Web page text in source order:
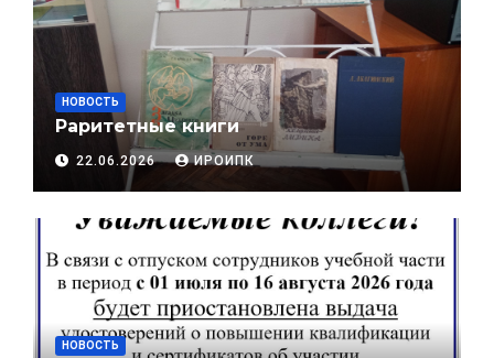
НОВОСТЬ
Раритетные книги
22.06.2026 ИРОИПК
НОВОСТЬ